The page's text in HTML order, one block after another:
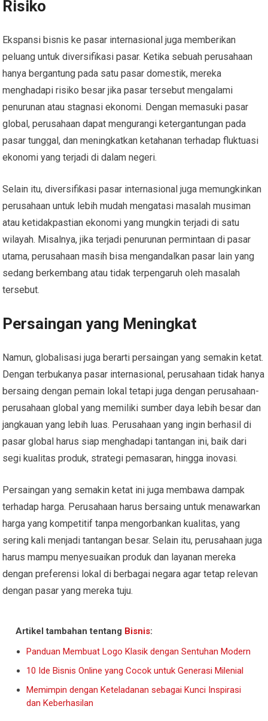
Risiko
Ekspansi bisnis ke pasar internasional juga memberikan
peluang untuk diversifikasi pasar. Ketika sebuah perusahaan
hanya bergantung pada satu pasar domestik, mereka
menghadapi risiko besar jika pasar tersebut mengalami
penurunan atau stagnasi ekonomi. Dengan memasuki pasar
global, perusahaan dapat mengurangi ketergantungan pada
pasar tunggal, dan meningkatkan ketahanan terhadap fluktuasi
ekonomi yang terjadi di dalam negeri.
Selain itu, diversifikasi pasar internasional juga memungkinkan
perusahaan untuk lebih mudah mengatasi masalah musiman
atau ketidakpastian ekonomi yang mungkin terjadi di satu
wilayah. Misalnya, jika terjadi penurunan permintaan di pasar
utama, perusahaan masih bisa mengandalkan pasar lain yang
sedang berkembang atau tidak terpengaruh oleh masalah
tersebut.
Persaingan yang Meningkat
Namun, globalisasi juga berarti persaingan yang semakin ketat.
Dengan terbukanya pasar internasional, perusahaan tidak hanya
bersaing dengan pemain lokal tetapi juga dengan perusahaan-
perusahaan global yang memiliki sumber daya lebih besar dan
jangkauan yang lebih luas. Perusahaan yang ingin berhasil di
pasar global harus siap menghadapi tantangan ini, baik dari
segi kualitas produk, strategi pemasaran, hingga inovasi.
Persaingan yang semakin ketat ini juga membawa dampak
terhadap harga. Perusahaan harus bersaing untuk menawarkan
harga yang kompetitif tanpa mengorbankan kualitas, yang
sering kali menjadi tantangan besar. Selain itu, perusahaan juga
harus mampu menyesuaikan produk dan layanan mereka
dengan preferensi lokal di berbagai negara agar tetap relevan
dengan pasar yang mereka tuju.
Artikel tambahan tentang Bisnis:
Panduan Membuat Logo Klasik dengan Sentuhan Modern
10 Ide Bisnis Online yang Cocok untuk Generasi Milenial
Memimpin dengan Keteladanan sebagai Kunci Inspirasi
dan Keberhasilan